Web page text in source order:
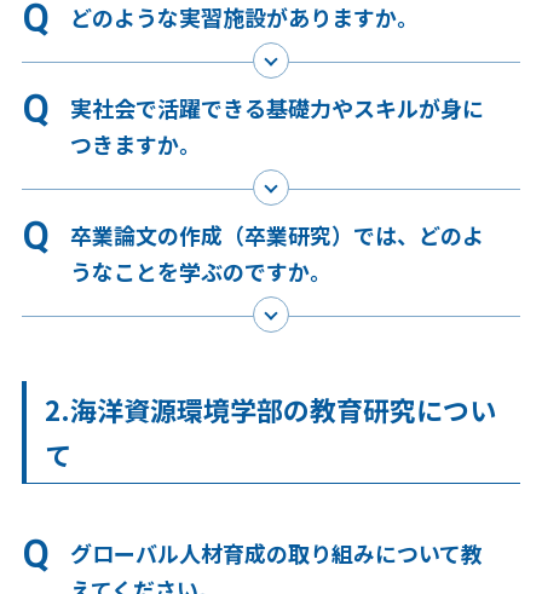
どのような実習施設がありますか。
実社会で活躍できる基礎力やスキルが身に
つきますか。
卒業論文の作成（卒業研究）では、どのよ
うなことを学ぶのですか。
2.海洋資源環境学部の教育研究につい
て
グローバル人材育成の取り組みについて教